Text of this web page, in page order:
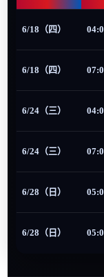
6/18（四）
6/18（四）
6/24（三）
6/24（三）
6/28（日）
6/28（日）